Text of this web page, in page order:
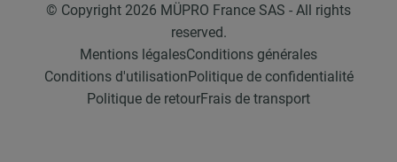
© Copyright 2026 MÜPRO France SAS - All rights
reserved.
Mentions légalesConditions générales
Conditions d'utilisation Politique de confidentialité
Politique de retourFrais de transport